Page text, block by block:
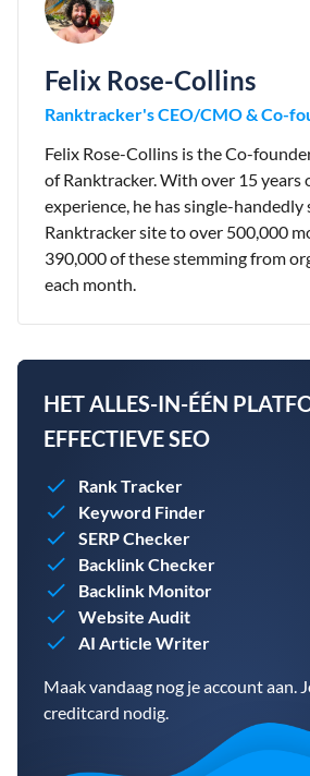
Felix Rose-Collins
Ranktracker's CEO/CMO & Co-
Felix Rose-Collins is the Co-
of Ranktracker. With over 15 years
experience, he has single-handedly
Ranktracker site to over 500,000
390,000 of these stemming from
each month.
HET ALLES-IN-ÉÉN
EFFECTIEVE SEO
Rank Tracker
Keyword Finder
SERP Checker
Backlink Checker
Backlink Monitor
Website Audit
AI Article Writer
Maak vandaag nog je account aan.
creditcard nodig.